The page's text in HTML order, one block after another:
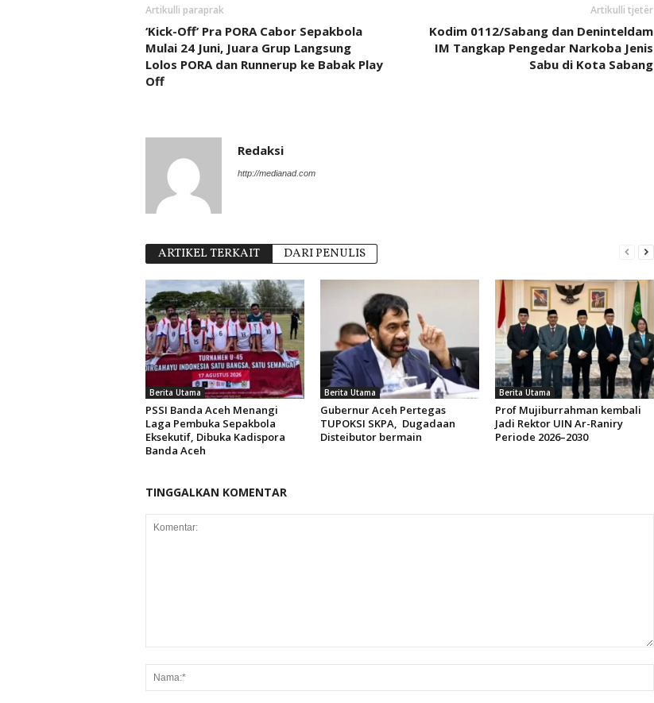
Artikulli paraprak
‘Kick-Off’ Pra PORA Cabor Sepakbola
Mulai 24 Juni, Juara Grup Langsung
Lolos PORA dan Runnerup ke Babak Play
Off
Artikulli tjetër
Kodim 0112/Sabang dan Deninteldam
IM Tangkap Pengedar Narkoba Jenis
Sabu di Kota Sabang
Redaksi
http://medianad.com
ARTIKEL TERKAIT DARI PENULIS
Berita Utama
PSSI Banda Aceh Menangi
Laga Pembuka Sepakbola
Eksekutif, Dibuka Kadispora
Banda Aceh
Berita Utama
Gubernur Aceh Pertegas
TUPOKSI SKPA, Dugadaan
Disteibutor bermain
Berita Utama
Prof Mujiburrahman kembali
Jadi Rektor UIN Ar-Raniry
Periode 2026–2030
TINGGALKAN KOMENTAR